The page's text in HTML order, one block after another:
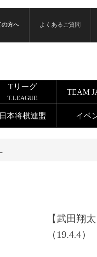
の方へ よくあるご質問
Tリーグ
T.LEAGUE
TEAM
日本将棋連盟 イベ
【武田翔
（19.4.4）